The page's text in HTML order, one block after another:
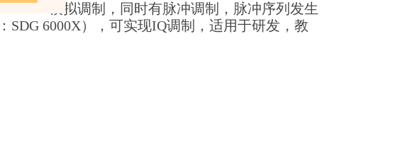
模拟调制，同时有脉冲调制，脉冲序列发生
6000X），可实现IQ调制，适用于研发，教